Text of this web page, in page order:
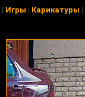
| Игры | Карикатуры |